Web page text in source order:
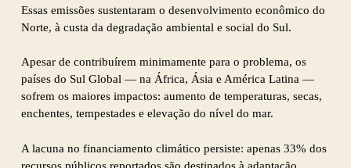
Essas emissões sustentaram o desenvolvimento econômico do
Norte, à custa da degradação ambiental e social do Sul.
Apesar de contribuírem minimamente para o problema, os
países do Sul Global — na África, Ásia e América Latina —
sofrem os maiores impactos: aumento de temperaturas, secas,
enchentes, tempestades e elevação do nível do mar.
A lacuna no financiamento climático persiste: apenas 33% dos
recursos públicos reportados são destinados à adaptação,